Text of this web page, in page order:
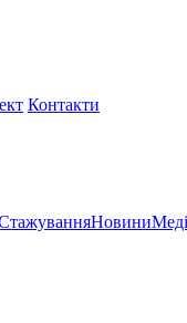
Контакти
Новини